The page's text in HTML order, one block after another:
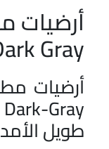
Gray
طويل الأمد